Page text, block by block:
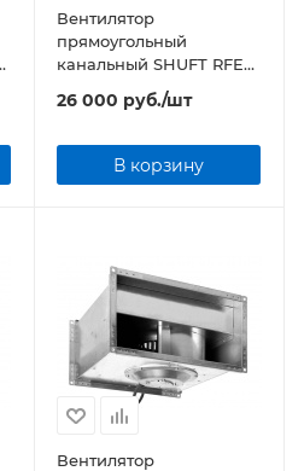
Вентилятор
прямоугольный
канальный SHUFT RFE
400х200-4 VIM
26 000 руб./шт
В корзину
Вентилятор